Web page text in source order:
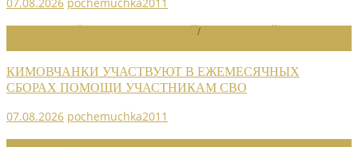
/
КИМОВЧАНКИ УЧАСТВУЮТ В ЕЖЕМЕСЯЧНЫХ
СБОРАХ ПОМОЩИ УЧАСТНИКАМ СВО
07.08.2026 pochemuchka2011